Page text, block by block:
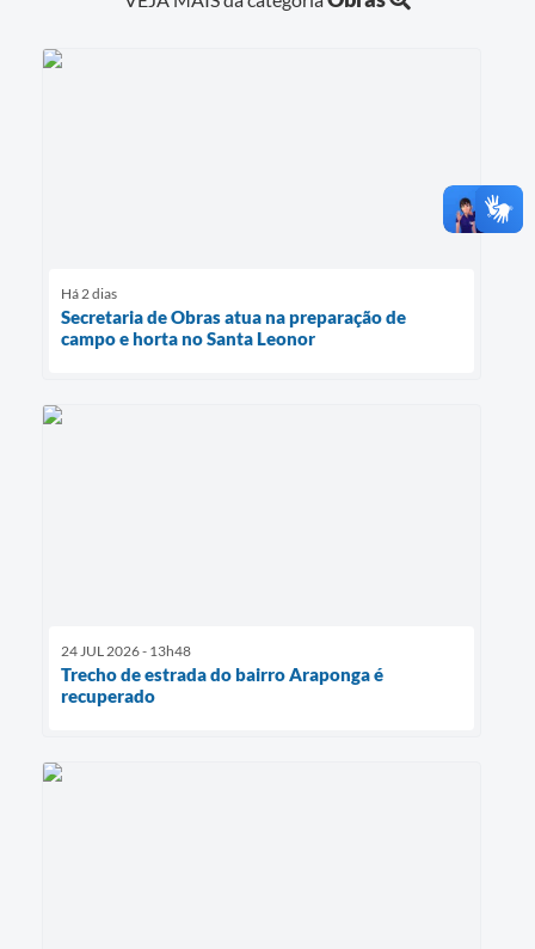
Há 2 dias
Secretaria de Obras atua na preparação de
campo e horta no Santa Leonor
24 JUL 2026 - 13h48
Trecho de estrada do bairro Araponga é
recuperado